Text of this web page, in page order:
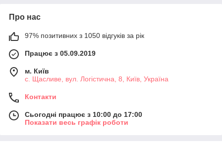
Про нас
97% позитивних з 1050 відгуків за рік
Працює з 05.09.2019
м. Київ
с. Щасливе, вул. Логістична, 8, Київ, Україна
Контакти
Сьогодні працює з 10:00 до 17:00
Показати весь графік роботи